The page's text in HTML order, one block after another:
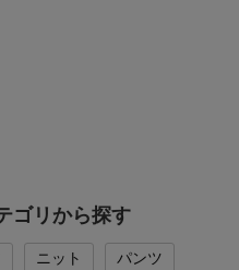
ゴリから探す
ニット
パンツ